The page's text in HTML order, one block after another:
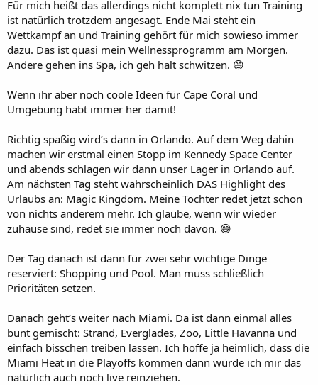
Für mich heißt das allerdings nicht komplett nix tun Training
ist natürlich trotzdem angesagt. Ende Mai steht ein
Wettkampf an und Training gehört für mich sowieso immer
dazu. Das ist quasi mein Wellnessprogramm am Morgen.
Andere gehen ins Spa, ich geh halt schwitzen. 😄
Wenn ihr aber noch coole Ideen für Cape Coral und
Umgebung habt immer her damit!
Richtig spaßig wird’s dann in Orlando. Auf dem Weg dahin
machen wir erstmal einen Stopp im Kennedy Space Center
und abends schlagen wir dann unser Lager in Orlando auf.
Am nächsten Tag steht wahrscheinlich DAS Highlight des
Urlaubs an: Magic Kingdom. Meine Tochter redet jetzt schon
von nichts anderem mehr. Ich glaube, wenn wir wieder
zuhause sind, redet sie immer noch davon. 😅
Der Tag danach ist dann für zwei sehr wichtige Dinge
reserviert: Shopping und Pool. Man muss schließlich
Prioritäten setzen.
Danach geht’s weiter nach Miami. Da ist dann einmal alles
bunt gemischt: Strand, Everglades, Zoo, Little Havanna und
einfach bisschen treiben lassen. Ich hoffe ja heimlich, dass die
Miami Heat in die Playoffs kommen dann würde ich mir das
natürlich auch noch live reinziehen.